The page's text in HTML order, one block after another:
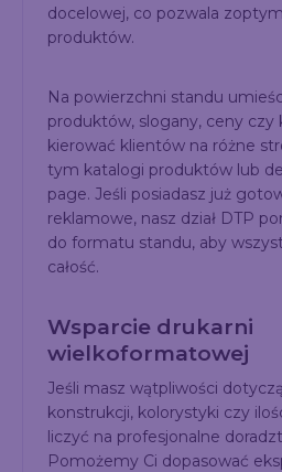
docelowej, co pozwala
produktów.
Na powierzchni standu
produktów, slogany, ceny
kierować klientów na różne
tym katalogi produktów lub
page. Jeśli posiadasz już
reklamowe, nasz dział DTP
do formatu standu, aby
całość.
Wsparcie drukarni
wielkoformatowej
Jeśli masz wątpliwości
konstrukcji, kolorystyki czy
liczyć na profesjonalne
Pomożemy Ci dopasować